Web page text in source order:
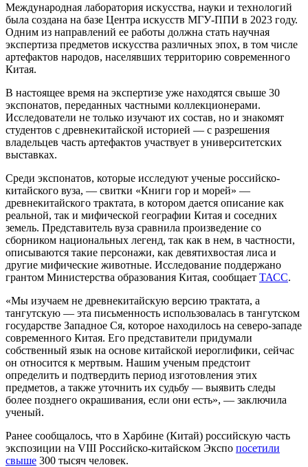
Международная лаборатория искусства, науки и технологий
была создана на базе Центра искусств МГУ-ППИ в 2023 году.
Одним из направлений ее работы должна стать научная
экспертиза предметов искусства различных эпох, в том числе
артефактов народов, населявших территорию современного
Китая.
В настоящее время на экспертизе уже находятся свыше 30
экспонатов, переданных частными коллекционерами.
Исследователи не только изучают их состав, но и знакомят
студентов с древнекитайской историей — с разрешения
владельцев часть артефактов участвует в университетских
выставках.
Среди экспонатов, которые исследуют ученые российско-
китайского вуза, — свитки «Книги гор и морей» —
древнекитайского трактата, в котором дается описание как
реальной, так и мифической географии Китая и соседних
земель. Представитель вуза сравнила произведение со
сборником национальных легенд, так как в нем, в частности,
описываются такие персонажи, как девятихвостая лиса и
другие мифические животные. Исследование поддержано
грантом Министерства образования Китая, сообщает ТАСС.
«Мы изучаем не древнекитайскую версию трактата, а
тангутскую — эта письменность использовалась в тангутском
государстве Западное Ся, которое находилось на северо-западе
современного Китая. Его представители придумали
собственный язык на основе китайской иероглифики, сейчас
он относится к мертвым. Нашим ученым предстоит
определить и подтвердить период изготовления этих
предметов, а также уточнить их судьбу — выявить следы
более позднего окрашивания, если они есть», — заключила
ученый.
Ранее сообщалось, что в Харбине (Китай) российскую часть
экспозиции на VIII Российско-китайском Экспо посетили
свыше 300 тысяч человек.